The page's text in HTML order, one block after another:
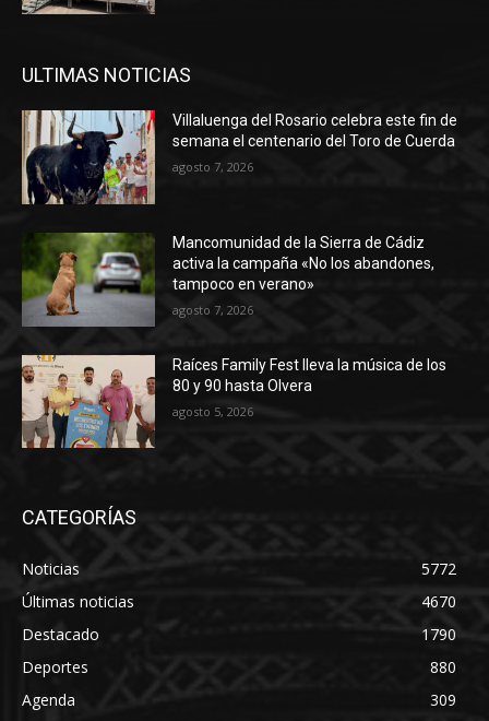
ULTIMAS NOTICIAS
Villaluenga del Rosario celebra este fin de
semana el centenario del Toro de Cuerda
agosto 7, 2026
Mancomunidad de la Sierra de Cádiz
activa la campaña «No los abandones,
tampoco en verano»
agosto 7, 2026
Raíces Family Fest lleva la música de los
80 y 90 hasta Olvera
agosto 5, 2026
CATEGORÍAS
Noticias
5772
Últimas noticias
4670
Destacado
1790
Deportes
880
Agenda
309